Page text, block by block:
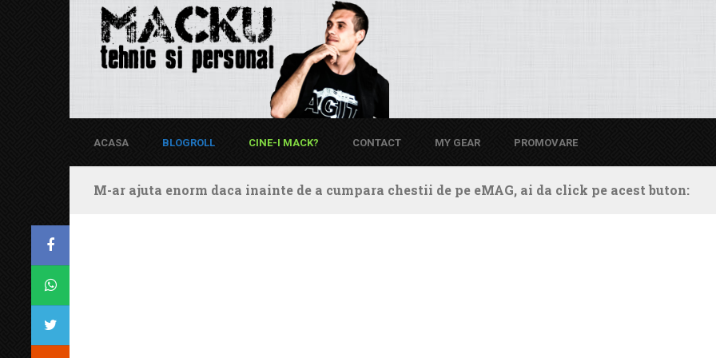
ACASA BLOGROLL CINE-I MACK? CONTACT MY GEAR PROMOVARE
M-ar ajuta enorm daca inainte de a cumpara chestii de pe eMAG, ai da click pe acest buton: